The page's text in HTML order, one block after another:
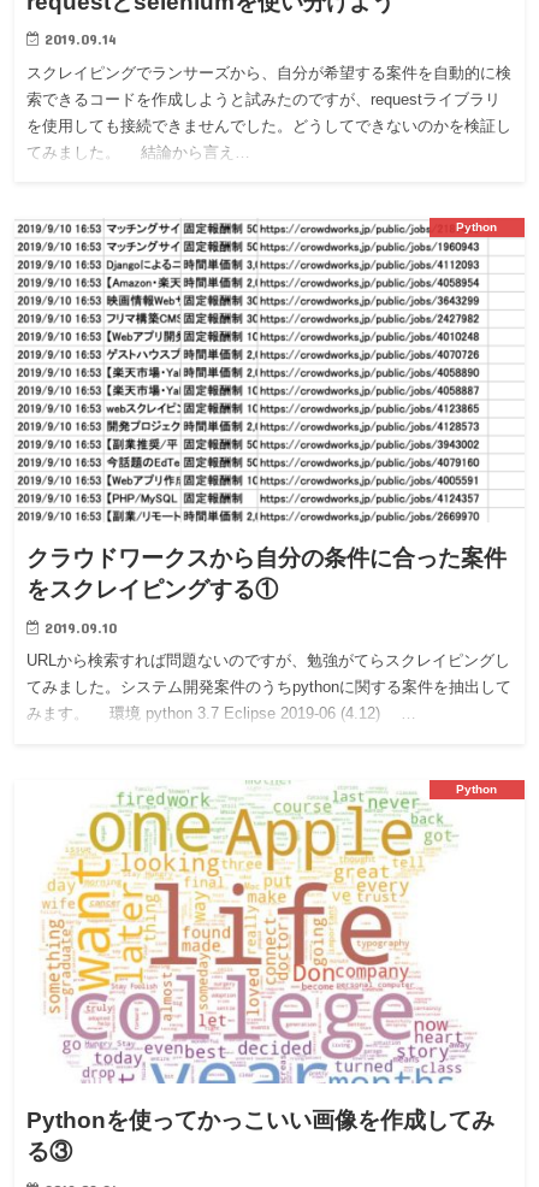
2019.09.14
スクレイピングでランサーズから、自分が希望する案件を自動的に検
索できるコードを作成しようと試みたのですが、requestライブラリ
を使用しても接続できませんでした。どうしてできないのかを検証し
てみました。 結論から言え…
Python
クラウドワークスから自分の条件に合った案件
をスクレイピングする①
2019.09.10
URLから検索すれば問題ないのですが、勉強がてらスクレイピングし
てみました。システム開発案件のうちpythonに関する案件を抽出して
みます。 環境 python 3.7 Eclipse 2019-06 (4.12) …
Python
Pythonを使ってかっこいい画像を作成してみ
る③